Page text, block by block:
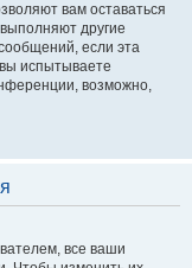
вам оставаться
другие
если эта
испытываете
возможно,
все ваши